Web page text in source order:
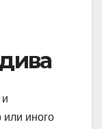
или иного